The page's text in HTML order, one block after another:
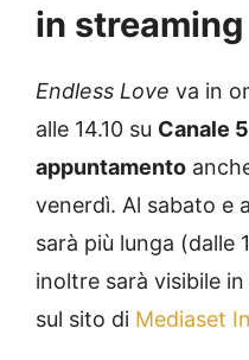
in streaming
Endless Love va in
alle 14.10 su Canale 5
appuntamento
venerdì. Al sabato e
sarà più lunga (dalle
inoltre sarà visibile in
sul sito di Mediaset